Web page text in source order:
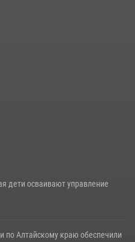
дети осваивают управление
по Алтайскому краю обеспечили